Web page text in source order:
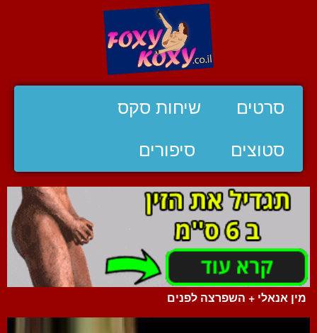
סרטים שיחות סקס
סטוצים סיפורים
מין אנאלי + השפרצה לפנים